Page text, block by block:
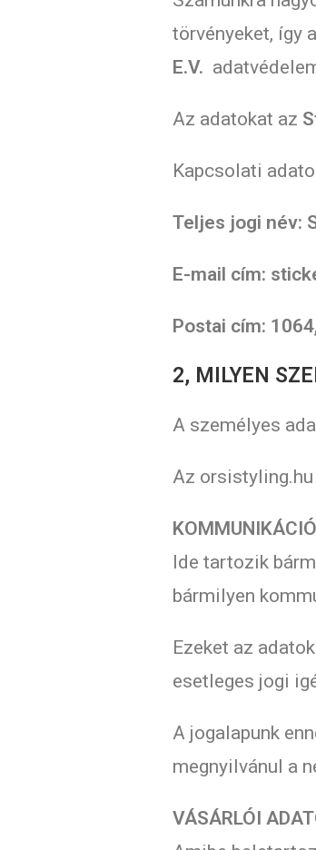
törvényeket, így
E.V.
Az adatokat az
Kapcsolati
Teljes jogi név:
E-mail cím:
Postai cím:
2, MILYEN
A személyes
Az
Ide tartozik
bármilyen
Ezeket az
esetleges jogi
A jogalapunk
megnyilvánul a
VÁSÁRLÓI